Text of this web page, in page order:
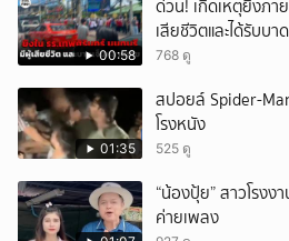
00:58
ด่วน! เกิดเหตุยิงภา
เสียชีวิตและได้รับบา
768 ดู
01:35
สปอยล์ Spider-
โรงหนัง
525 ดู
“น้องปุ้ย” สาวโรงง
ค่ายเพลง